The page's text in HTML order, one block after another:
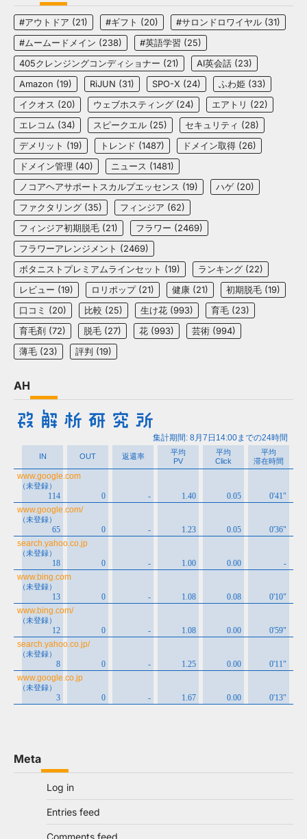
#アウトドア (21) #ギフト (20) #サロンドロワイヤル (31)
#ムームードメイン (238) #英語学習 (25)
405クレンジングコンディショナー (21) AI英会話 (23)
Amazon (19) RiJUN (31) SPO-X (24) ふわ姫 (33)
イクオス (20) ウェブホスティング (24) エアトリ (22)
エレコム (34) スピークエル (25) セキュリティ (28)
デメリット (19) トレンド (1487) ドメイン取得 (26)
ドメイン管理 (40) ニュース (1481)
ノコアヘアサポートスカルプエッセンス (19) ハゲ (20)
ファクタリング (35) フィンジア (62)
フィンジア初期脱毛 (21) フラワー (2469)
フラワーアレンジメント (2469)
ボタニストプレミアムラインセット (19) ランキング (22)
レビュー (19) ロリポップ(21) 健康 (21) 初期脱毛 (19)
口コミ (20) 比較 (25) 生け花 (993) 育毛 (23)
育毛剤 (72) 脱毛 (27) 花 (993) 芸術 (994)
薄毛 (23) 評判 (19)
AH
Meta
Log in
Entries feed
Comments feed